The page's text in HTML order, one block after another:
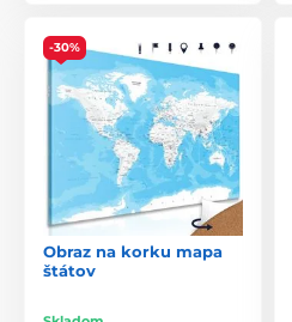
-30%
Obraz na korku mapa
štátov